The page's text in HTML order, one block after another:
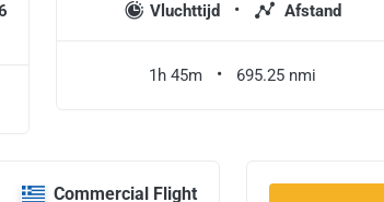
Vluchttijd Afstand
1h 45m 695.25 nmi
Commercial Flight